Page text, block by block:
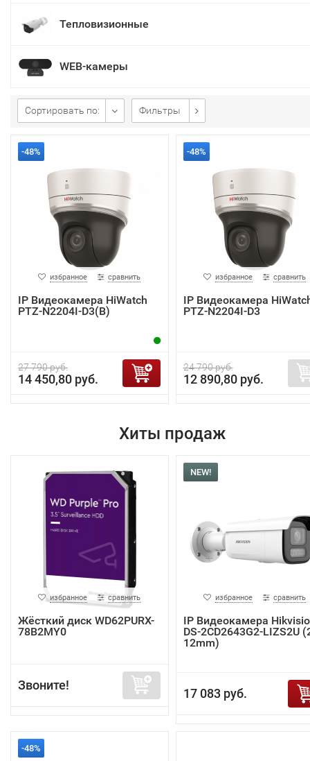
Тепловизионные
WEB-камеры
Сортировать по: Фильтры
-48%
избранное сравнить
IP Видеокамера HiWatch
PTZ-N2204I-D3(B)
27 790 руб.
14 450,80 руб.
-48%
избранное сравнить
IP Видеокамера
PTZ-N2204I-D3
24 790 руб.
12 890,80 руб.
Хиты продаж
избранное сравнить
Жёсткий диск WD62PURX-
78B2MY0
Звоните!
NEW!
избранное сравнить
IP Видеокамера
DS-2CD2643G2-LIZS2U
12mm)
17 083 руб.
-48%